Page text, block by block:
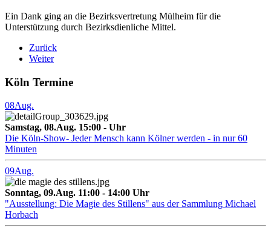
Ein Dank ging an die Bezirksvertretung Mülheim für die
Unterstützung durch Bezirksdienliche Mittel.
Zurück
Weiter
Köln Termine
08Aug.
Samstag, 08.Aug. 15:00 - Uhr
Die Köln-Show- Jeder Mensch kann Kölner werden - in nur 60
Minuten
09Aug.
Sonntag, 09.Aug. 11:00 - 14:00 Uhr
"Ausstellung: Die Magie des Stillens" aus der Sammlung Michael
Horbach